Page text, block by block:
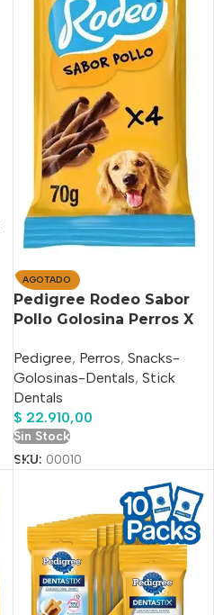
AGOTADO
Pedigree Rodeo Sabor
Pollo Golosina Perros X
Pedigree, Perros, Snacks-
Golosinas-Dentals, Stick
Dentals
$ 22.910,00
Sin Stock
SKU: 00010